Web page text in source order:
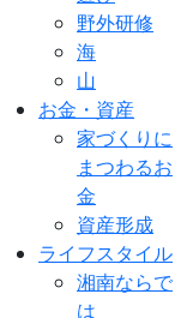
野外研修
海
山
お金・資産
家づくりに
まつわるお
金
資産形成
ライフスタイル
湘南ならで
は